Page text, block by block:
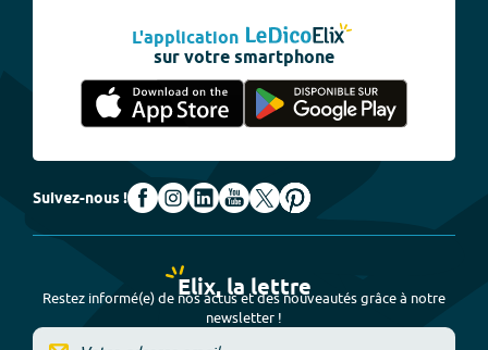
L'application
sur votre smartphone
Suivez-nous !
Elix, la lettre
Restez informé(e) de nos actus et des nouveautés grâce à notre
newsletter !